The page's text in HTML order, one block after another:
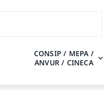
CONSIP / MEPA /
ANVUR / CINECA